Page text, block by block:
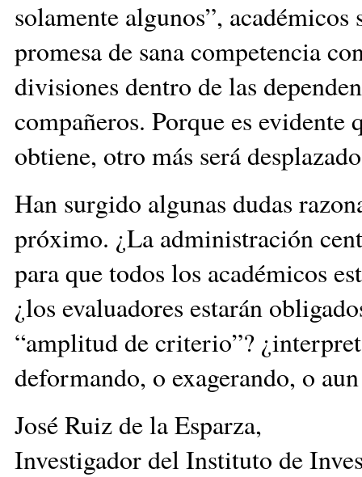
solamente algunos”,
promesa de sana competencia
divisiones dentro de las
compañeros. Porque es
obtiene, otro más será
Han surgido algunas dudas
próximo. ¿La administración
para que todos los académicos
¿los evaluadores estarán
“amplitud de criterio”?
deformando, o exagerando, o
José Ruiz de la Esparza,
Investigador del Instituto de